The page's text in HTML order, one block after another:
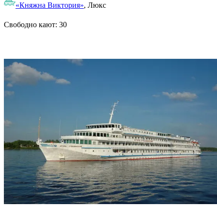
«Княжна Виктория», Люкс
Свободно кают: 30